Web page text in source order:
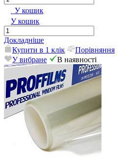
У кошик
У кошик
Докладніше
Купити в 1 клік
Порівняння
У вибране
В наявності